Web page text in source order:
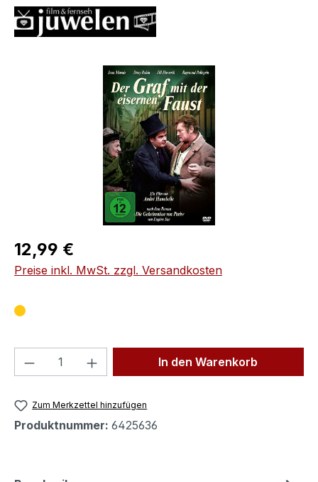
Bildergalerie überspringen
Regulärer Preis:
12,99 €
Preise inkl. MwSt. zzgl. Versandkosten
Produkt Anzahl: Gib denIn den Warenkorb
Zum Merkzettel hinzufügen
Produktnummer: 6425636